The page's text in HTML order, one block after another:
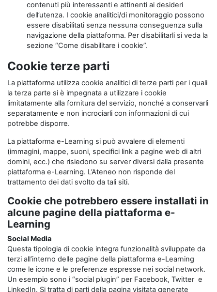
contenuti più interessanti e attinenti ai desideri
dell’utenza. I cookie analitici/di monitoraggio possono
essere disabilitati senza nessuna conseguenza sulla
navigazione della piattaforma. Per disabilitarli si veda la
sezione “Come disabilitare i cookie”.
Cookie terze parti
La piattaforma utilizza cookie analitici di terze parti per i quali
la terza parte si è impegnata a utilizzare i cookie
limitatamente alla fornitura del servizio, nonché a conservarli
separatamente e non incrociarli con informazioni di cui
potrebbe disporre.
La piattaforma e-Learning si può avvalere di elementi
(immagini, mappe, suoni, specifici link a pagine web di altri
domini, ecc.) che risiedono su server diversi dalla presente
piattaforma e-Learning. L’Ateneo non risponde del
trattamento dei dati svolto da tali siti.
Cookie che potrebbero essere installati in
alcune pagine della piattaforma e-
Learning
Social Media
Questa tipologia di cookie integra funzionalità sviluppate da
terzi all’interno delle pagine della piattaforma e-Learning
come le icone e le preferenze espresse nei social network.
Un esempio sono i “social plugin” per Facebook, Twitter e
LinkedIn. Si tratta di parti della pagina visitata generate